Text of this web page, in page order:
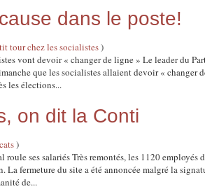
dans le poste!
tour chez les socialistes)
vont devoir « changer de ligne » Le leader du
que les socialistes allaient devoir « changer
les élections...
on dit la Conti
)
ses salariés Très remontés, les 1120 employés
La fermeture du site a été annoncée malgré la
de...